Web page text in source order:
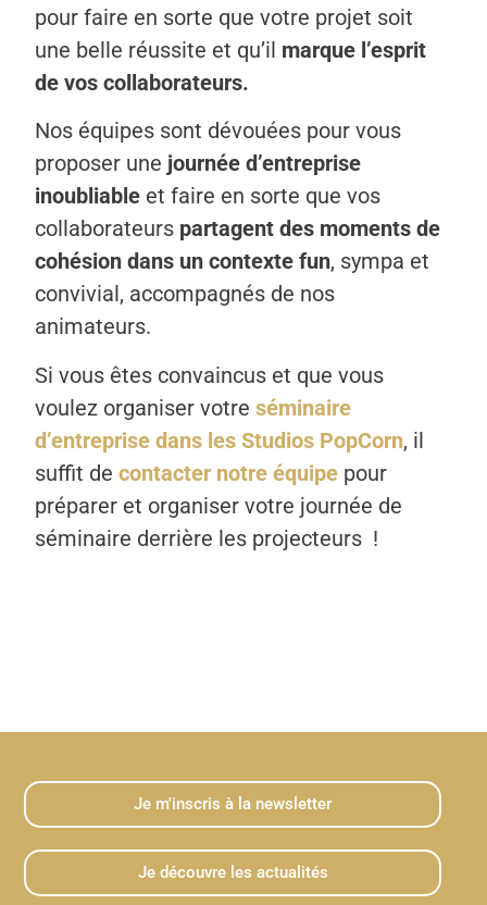
pour faire en sorte que votre projet soit
une belle réussite et qu’il marque l’esprit
de vos collaborateurs.
Nos équipes sont dévouées pour vous
proposer une journée d’entreprise
inoubliable et faire en sorte que vos
collaborateurs partagent des moments de
cohésion dans un contexte fun, sympa et
convivial, accompagnés de nos
animateurs.
Si vous êtes convaincus et que vous
voulez organiser votreséminaire
d’entreprise dans les Studios PopCorn, il
suffit de contacter notre équipe pour
préparer et organiser votre journée de
séminaire derrière les projecteurs !
Je m'inscris à la newsletter
Je découvre les actualités